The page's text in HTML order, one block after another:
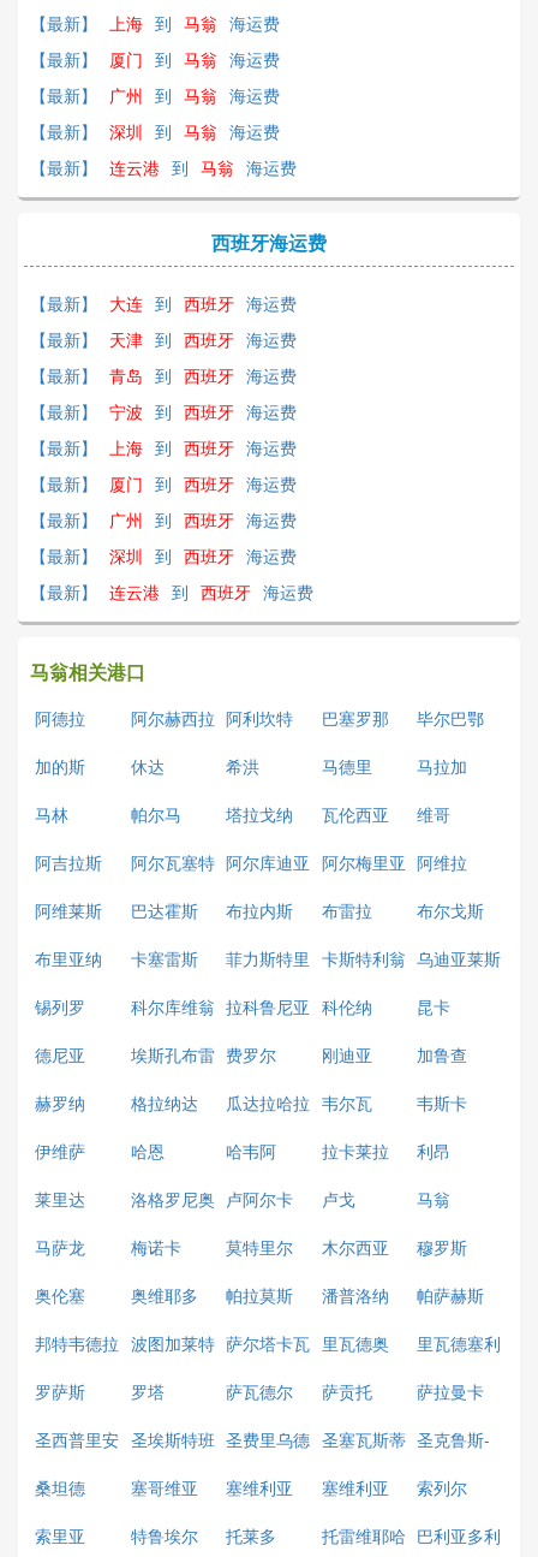
【最新】
上海 到 马翁 海运费
【最新】
厦门 到 马翁 海运费
【最新】
广州 到 马翁 海运费
【最新】
深圳 到 马翁 海运费
【最新】
连云港 到 马翁 海运费
西班牙海运费
【最新】 大连 到 西班牙 海运费
【最新】
天津 到 西班牙 海运费
【最新】
青岛 到 西班牙 海运费
【最新】
宁波 到 西班牙 海运费
【最新】
上海 到 西班牙 海运费
【最新】
厦门 到 西班牙 海运费
【最新】
广州 到 西班牙 海运费
【最新】
深圳 到 西班牙 海运费
【最新】
连云港 到 西班牙 海运费
马翁相关港口
阿德拉
阿尔赫西拉 阿利坎特 巴塞罗那
毕尔巴鄂
加的斯
休达 希洪 马德里
马拉加
马林
帕尔马 塔拉戈纳 瓦伦西亚
维哥
阿吉拉斯
阿尔瓦塞特 阿尔库迪亚 阿尔梅里亚 阿维拉
阿维莱斯
巴达霍斯 布拉内斯 布雷拉
布尔戈斯
布里亚纳
卡塞雷斯 菲力斯特里 卡斯特利翁 乌迪亚莱斯
锡列罗 科尔库维翁 拉科鲁尼亚 科伦纳
昆卡
德尼亚
埃斯孔布雷
阿斯
费罗尔 刚迪亚
加鲁查
赫罗纳
格拉纳达 瓜达拉哈拉 韦尔瓦
韦斯卡
伊维萨
哈恩 哈韦阿 拉卡莱拉
利昂
莱里达
洛格罗尼奥 卢阿尔卡 卢戈
马翁
马萨龙
梅诺卡 莫特里尔 木尔西亚
穆罗斯
奥伦塞
奥维耶多 帕拉莫斯 潘普洛纳
帕萨赫斯
邦特韦德拉 波图加莱特 萨尔塔卡瓦
略
里瓦德奥
里瓦德塞利
亚
罗萨斯 罗塔 萨瓦德尔 萨贡托
萨拉曼卡
圣西普里安 圣埃斯特班 圣费里乌德
古绍尔斯
圣塞瓦斯蒂
安
圣克鲁斯-
德拉帕尔马
桑坦德 塞哥维亚 塞维利亚 塞维利亚
索列尔
索里亚
特鲁埃尔 托莱多 托雷维耶哈 巴利亚多利